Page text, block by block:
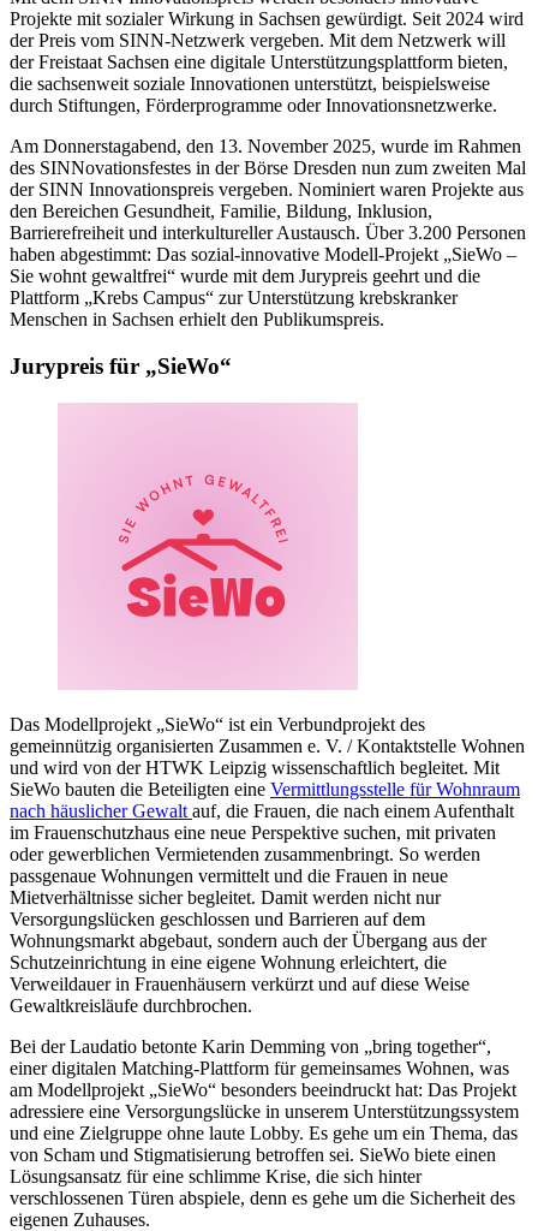
Projekte mit sozialer Wirkung in Sachsen gewürdigt. Seit 2024 wird
der Preis vom SINN-Netzwerk vergeben. Mit dem Netzwerk will
der Freistaat Sachsen eine digitale Unterstützungsplattform bieten,
die sachsenweit soziale Innovationen unterstützt, beispielsweise
durch Stiftungen, Förderprogramme oder Innovationsnetzwerke.
Am Donnerstagabend, den 13. November 2025, wurde im Rahmen
des SINNovationsfestes in der Börse Dresden nun zum zweiten Mal
der SINN Innovationspreis vergeben. Nominiert waren Projekte aus
den Bereichen Gesundheit, Familie, Bildung, Inklusion,
Barrierefreiheit und interkultureller Austausch. Über 3.200 Personen
haben abgestimmt: Das sozial-innovative Modell-Projekt „SieWo –
Sie wohnt gewaltfrei“ wurde mit dem Jurypreis geehrt und die
Plattform „Krebs Campus“ zur Unterstützung krebskranker
Menschen in Sachsen erhielt den Publikumspreis.
Jurypreis für „SieWo“
Das Modellprojekt „SieWo“ ist ein Verbundprojekt des
gemeinnützig organisierten Zusammen e. V. / Kontaktstelle Wohnen
und wird von derHTWK Leipzig wissenschaftlich begleitet. Mit
SieWo bauten die Beteiligten eine Vermittlungsstelle für Wohnraum
nach häuslicher Gewalt auf, die Frauen, die nach einem Aufenthalt
im Frauenschutzhaus eine neue Perspektive suchen, mit privaten
oder gewerblichen Vermietenden zusammenbringt. So werden
passgenaue Wohnungen vermittelt und die Frauen in neue
Mietverhältnisse sicher begleitet. Damit werden nicht nur
Versorgungslücken geschlossen und Barrieren auf dem
Wohnungsmarkt abgebaut, sondern auch der Übergang aus der
Schutzeinrichtung in eine eigene Wohnung erleichtert, die
Verweildauer in Frauenhäusern verkürzt und auf diese Weise
Gewaltkreisläufe durchbrochen.
Bei der Laudatio betonte Karin Demming von „bring together“,
einer digitalen Matching-Plattform für gemeinsames Wohnen, was
am Modellprojekt „SieWo“ besonders beeindruckt hat: Das Projekt
adressiere eine Versorgungslücke in unserem Unterstützungssystem
und eine Zielgruppe ohne laute Lobby. Es gehe um ein Thema, das
von Scham und Stigmatisierung betroffen sei. SieWo biete einen
Lösungsansatz für eine schlimme Krise, die sich hinter
verschlossenen Türen abspiele, denn es gehe um die Sicherheit des
eigenen Zuhauses.